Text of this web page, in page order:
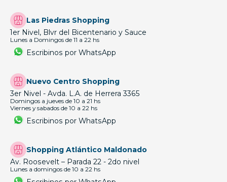
Las Piedras Shopping
1er Nivel, Blvr del Bicentenario y Sauce
Lunes a Domingos de 11 a 22 hs
Escribinos por WhatsApp
Nuevo Centro Shopping
3er Nivel - Avda. L.A. de Herrera 3365
Domingos a jueves de 10 a 21 hs
Viernes y sabados de 10 a 22 hs
Escribinos por WhatsApp
Shopping Atlántico Maldonado
Av. Roosevelt – Parada 22 - 2do nivel
Lunes a domingos de 10 a 22 hs